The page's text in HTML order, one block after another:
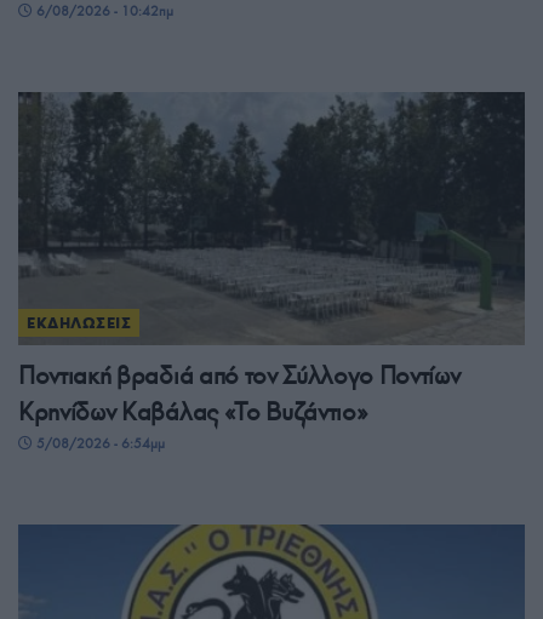
6/08/2026 - 10:42πμ
ΕΚΔΗΛΩΣΕΙΣ
Ποντιακή βραδιά από τον Σύλλογο Ποντίων
Κρηνίδων Καβάλας «Το Βυζάντιο»
5/08/2026 - 6:54μμ